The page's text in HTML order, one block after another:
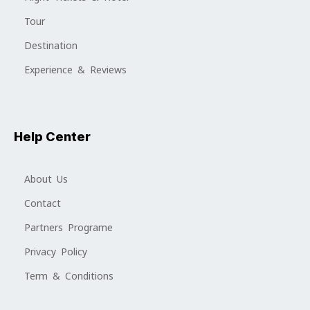
Tour
Destination
Experience & Reviews
Help Center
About Us
Contact
Partners Programe
Privacy Policy
Term & Conditions